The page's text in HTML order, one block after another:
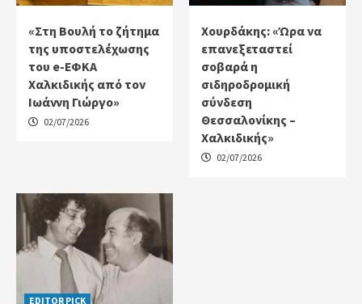
«Στη Βουλή το ζήτημα
της υποστελέχωσης
του e-ΕΦΚΑ
Χαλκιδικής από τον
Ιωάννη Γιώργο»
02/07/2026
Χουρδάκης: «Ώρα να
επανεξεταστεί
σοβαρά η
σιδηροδρομική
σύνδεση
Θεσσαλονίκης –
Χαλκιδικής»
02/07/2026
EDITOR PICK